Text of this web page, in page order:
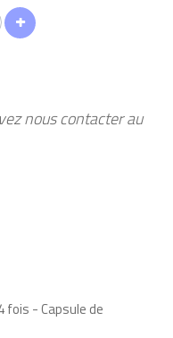
nous contacter au
fois - Capsule de